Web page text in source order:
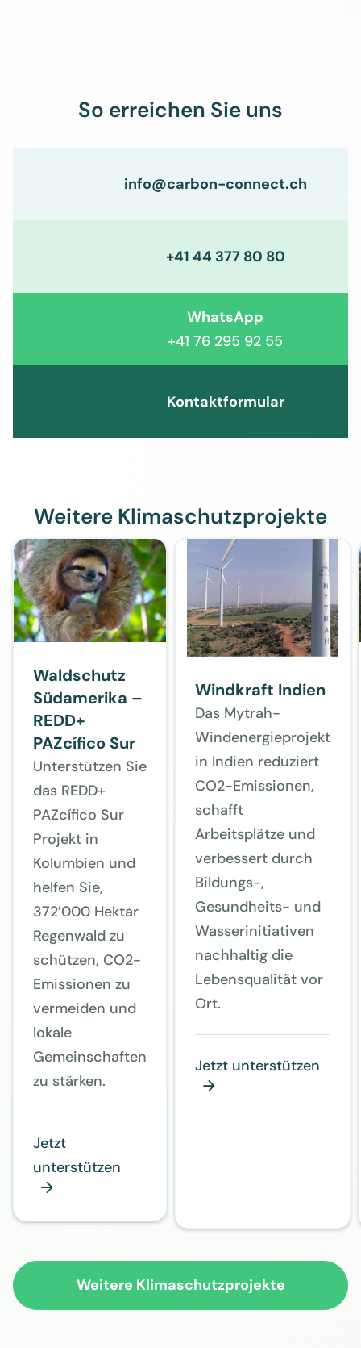
So erreichen Sie uns
info@carbon-connect.ch
+41 44 377 80 80
WhatsApp
+41 76 295 92 55
Kontaktformular
Weitere Klimaschutzprojekte
Waldschutz
Südamerika –
REDD+
PAZcífico Sur
Unterstützen Sie
das REDD+
PAZcífico Sur
Projekt in
Kolumbien und
helfen Sie,
372’000 Hektar
Regenwald zu
schützen, CO2-
Emissionen zu
vermeiden und
lokale
Gemeinschaften
zu stärken.
Jetzt
unterstützen

Windkraft Indien
Das Mytrah-
Windenergieprojekt
in Indien reduziert
CO2-Emissionen,
schafft
Arbeitsplätze und
verbessert durch
Bildungs-,
Gesundheits- und
Wasserinitiativen
nachhaltig die
Lebensqualität vor
Ort.
Jetzt unterstützen

Weitere Klimaschutzprojekte